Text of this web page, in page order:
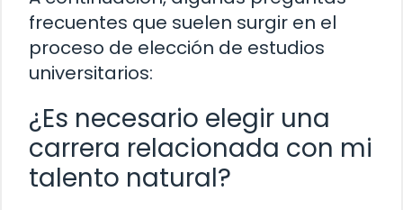
frecuentes que suelen surgir en el
proceso de elección de estudios
universitarios:
¿Es necesario elegir una
carrera relacionada con mi
talento natural?